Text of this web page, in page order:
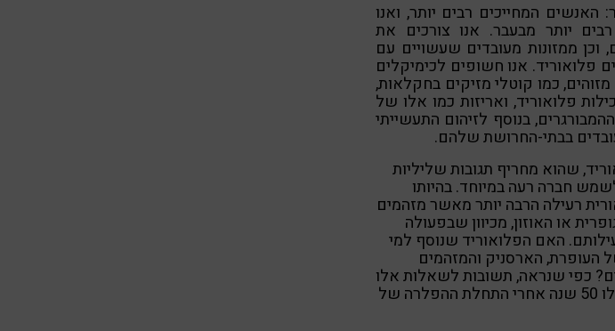
האנשים המחייכים רבים יותר, ואנו
יותר מבעבר. אנו צורכים את
וכן ממזונות מעובדים שעשויים עם
פלואוריד. אנו חשופים לכימיקלים
כמו קוטלי מזיקים בחקלאות,
פלואוריד, ואריזות כמו אלו של
בנוסף לזיהום התעשייתי
בבתי-החרושת שלהם.
שהוא מחריף תגובות שליליות
חברה רעה במיוחד. בהיותו
רעילה הרבה יותר מאשר מזהמים
או האוזון, מכיוון שבפעולה
האם הפלואוריד שנוסף למי
העופרת, הארסניק והמזהמים
כפי שנראה, תשובות לשאלות אלו
לא ניתן לקבל מן השלטונות, אפילו 50 שנה אחרי התחלת ההפלרה של